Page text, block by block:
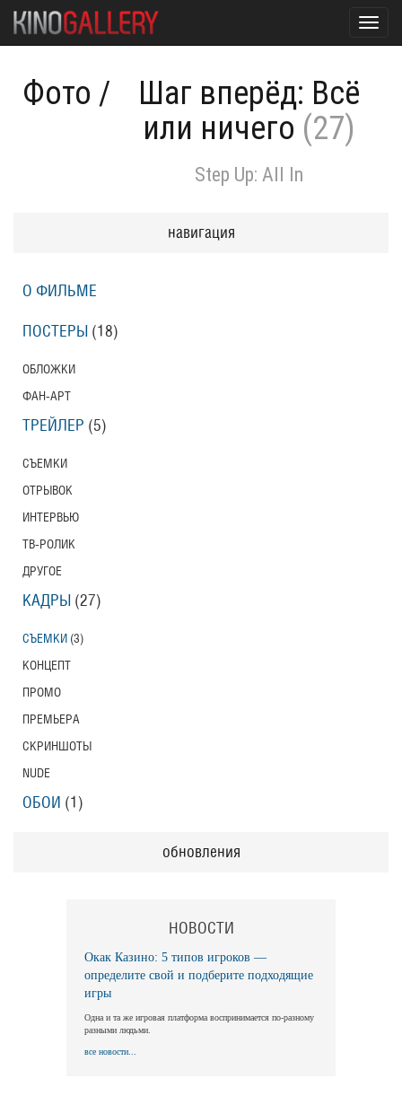
Фото /
Шаг вперёд: Всё
или ничего (27)
Step Up: All In
навигация
О ФИЛЬМЕ
ПОСТЕРЫ (18)
ОБЛОЖКИ
ФАН-АРТ
ТРЕЙЛЕР (5)
СЪЕМКИ
ОТРЫВОК
ИНТЕРВЬЮ
ТВ-РОЛИК
ДРУГОЕ
КАДРЫ (27)
СЪЕМКИ (3)
КОНЦЕПТ
ПРОМО
ПРЕМЬЕРА
СКРИНШОТЫ
NUDE
ОБОИ (1)
обновления
НОВОСТИ
Окак Казино: 5 типов игроков —
определите свой и подберите подходящие
игры
Одна и та же игровая платформа воспринимается по-разному
разными людьми.
все новости...